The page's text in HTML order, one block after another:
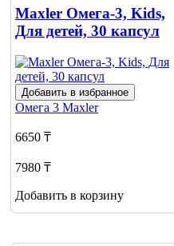
Maxler Омега-3, Kids,
Для детей, 30 капсул
Добавить в избранное
Омега 3 Maxler
6650 ₸
7980 ₸
Добавить в корзину